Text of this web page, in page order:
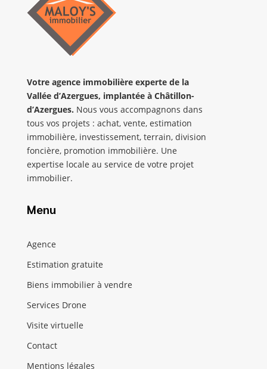
Votre agence immobilière experte de la
Vallée d’Azergues, implantéeà Châtillon-
d’Azergues. Nous vous accompagnons dans
tous vos projets : achat, vente, estimation
immobilière, investissement, terrain, division
foncière, promotion immobilière. Une
expertise locale au service de votre projet
immobilier.
Menu
Agence
Estimation gratuite
Biens immobilier à vendre
Services Drone
Visite virtuelle
Contact
Mentions légales